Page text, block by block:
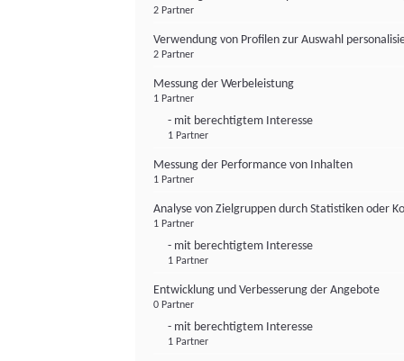
2 Partner
Verwendung von Profilen zur Auswahl
2 Partner
Messung der Werbeleistung
1 Partner
- mit berechtigtem Interesse
1 Partner
Messung der Performance von Inhalten
1 Partner
Analyse von Zielgruppen durch Statistiken oder
1 Partner
- mit berechtigtem Interesse
1 Partner
Entwicklung und Verbesserung der Angebote
0 Partner
- mit berechtigtem Interesse
1 Partner